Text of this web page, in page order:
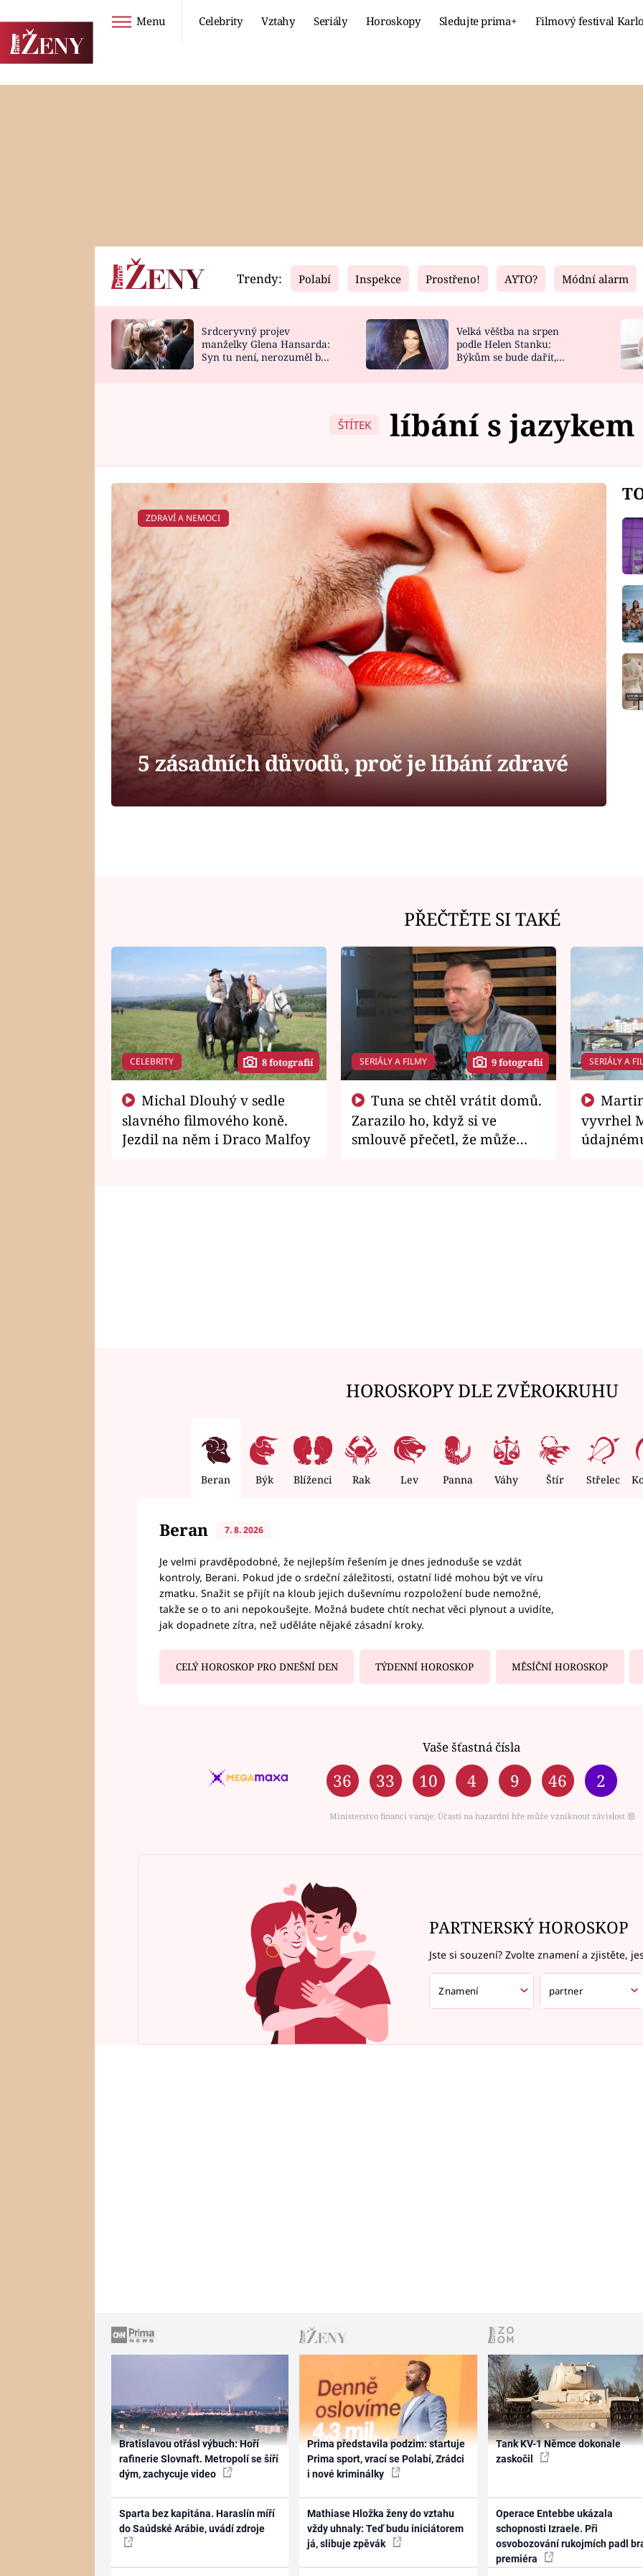
Menu Celebrity Vztahy Seriály Horoskopy Sledujte prima+ Filmový festival
Horoskopy
HOROSKOP NA
Video
CELEBRITY
VAŘENÍ
Fresh
NOVINKY
VIDEORECEPTY
Living
DESIGN
Trendy: Polabí Inspekce Prostřeno! AYTO? Módní alarm
Srdceryvný projev
manželky Glena Hansarda:
Syn tu není, nerozuměl by
Velká věštba na srpen
podle Helen Stanku:
Býkům se bude dařit,
ŠTÍTEK líbání s jazykem
ZDRAVÍ A NEMOCI
5 zásadních důvodů, proč je líbání zdravé
PŘEČTĚTE SI TAKÉ
CELEBRITY 8 fotografií
slavného filmového koně.
Jezdil na něm i Draco Malfoy
SERIÁLY A FILMY 9 fotografií
Zarazilo ho, když si ve
smlouvě přečetl, že může
SERIÁLY A
vyvrhel
HOROSKOPY DLE ZVĚROKRUHU
Beran Býk Blíženci Rak Lev Panna Váhy Štír Střelec
Beran 7. 8. 2026
Je velmi pravděpodobné, že nejlepším řešením je dnes jednoduše se vzdát
kontroly, Berani. Pokud jde o srdeční záležitosti, ostatní lidé mohou být ve víru
zmatku. Snažit se přijít na kloub jejich duševnímu rozpoložení bude nemožné,
takže se o to ani nepokoušejte. Možná budete chtít nechat věci plynout a uvidíte,
jak dopadnete zítra, než uděláte nějaké zásadní kroky.
CELÝ HOROSKOP PRO DNEŠNÍ DEN TÝDENNÍ HOROSKOP MĚSÍČNÍ HOROSKOP
Vaše šťastná čísla
36 33 10 4 9 46 2
Ministerstvo financí varuje: Účastí na hazardní hře může vzniknout závislost ⑱
PARTNERSKÝ HOROSKOP
Jste si souzení? Zvolte znamení a zjistěte,
Bratislavou otřásl výbuch: Hoří
rafinerie Slovnaft. Metropolí se šíří
dým, zachycuje video
Sparta bez kapitána. Haraslín míří
do Saúdské Arábie, uvádí zdroje
Prima představila podzim: startuje
Prima sport, vrací se Polabí, Zrádci
i nové kriminálky
Mathiase Hložka ženy do vztahu
vždy uhnaly: Teď budu iniciátorem
já, slibuje zpěvák
Tank KV-1 Němce dokonale
zaskočil
Operace Entebbe ukázala
schopnosti Izraele. Při
osvobozování rukojmích padl
premiéra